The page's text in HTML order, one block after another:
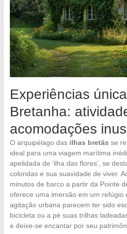
Experiências
Bretanha:
acomodações
O arquipélago das ilhas bretãs se
ideal para uma viagem marítima
apelidada de ‘ilha das flores’, se
coloridas e sua suavidade de viver.
minutos de barco a partir da Pointe
oferece uma imersão em um refúgio
agitação urbana parecem ter sido
bicicleta ou a pé suas trilhas
e deixe-se encantar por seu